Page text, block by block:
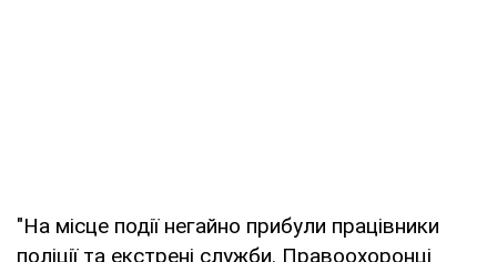
"На місце події негайно прибули працівники
поліції та екстрені служби. Правоохоронці